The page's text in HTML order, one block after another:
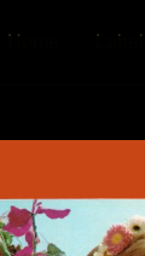
Home Labels